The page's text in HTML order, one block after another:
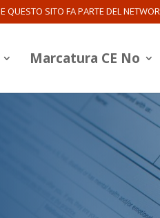
QUESTO SITO FA PARTE DEL
Marcatura CE No